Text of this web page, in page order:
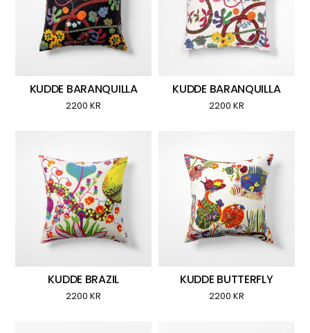
KUDDE BARANQUILLA
2200KR
KUDDE BARANQUILLA
2200 KR
KUDDE BRAZIL
2200KR
KUDDE BUTTERFLY
2200 KR